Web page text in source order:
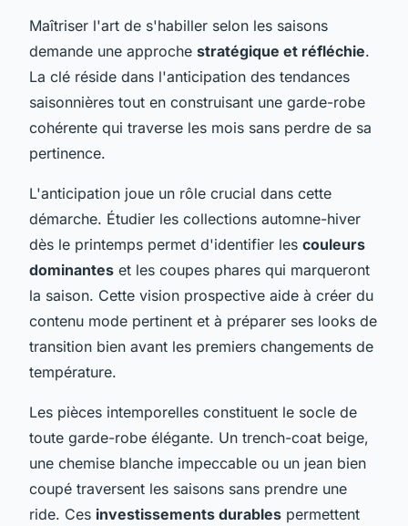
Maîtriser l'art de s'habiller selon les saisons
demande une approche stratégique et réfléchie.
La clé réside dans l'anticipation des tendances
saisonnières tout en construisant une garde-robe
cohérente qui traverse les mois sans perdre de sa
pertinence.
L'anticipation joue un rôle crucial dans cette
démarche. Étudier les collections automne-hiver
dès le printemps permet d'identifier les couleurs
dominantes et les coupes phares qui marqueront
la saison. Cette vision prospective aide à créer du
contenu mode pertinent et à préparer ses looks de
transition bien avant les premiers changements de
température.
Les pièces intemporelles constituent le socle de
toute garde-robe élégante. Un trench-coat beige,
une chemise blanche impeccable ou un jean bien
coupé traversent les saisons sans prendre une
ride. Ces investissements durables permettent